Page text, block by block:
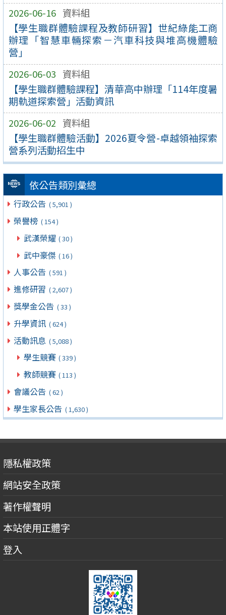
2026-06-16 資料組
【學生職群體驗課程及教師研習】世紀綠能工商
辦理「智慧車輛探索－汽車科技與堆高機體驗
營」
2026-06-03 資料組
【學生職群體驗課程】清華高中辦理「114年度暑
期軌道探索營」活動資訊
2026-06-02 資料組
【學生職群體驗活動】2026夏令營-卓越領袖探索
營系列活動招生中
依公告類別彙總
行政公告 ( 5,901 )
榮譽榜 ( 154 )
武漢榮耀 ( 30 )
武中豪傑 ( 16 )
人事公告 ( 591 )
進修研習 ( 2,607 )
獎學金公告 ( 33 )
升學資訊 ( 624 )
活動訊息 ( 5,088 )
學生競賽 ( 339 )
教師競賽 ( 113 )
會議公告 ( 62 )
學生家長公告 ( 1,630 )
隱私權政策
網站安全政策
著作權聲明
本站使用正體字
登入